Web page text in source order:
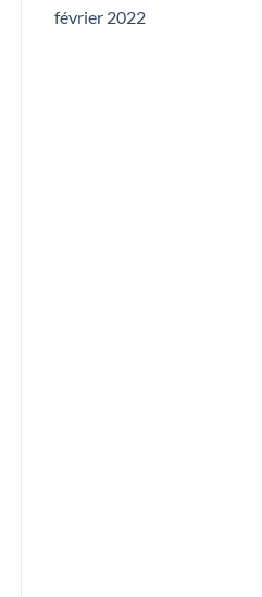
février 2022